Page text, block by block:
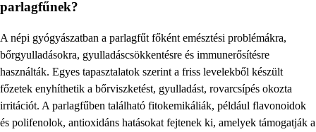
parlagfűnek?
A népi gyógyászatban a parlagfűt főként emésztési problémákra,
bőrgyulladásokra, gyulladáscsökkentésre és immunerősítésre
használták. Egyes tapasztalatok szerint a friss levelekből készült
főzetek enyhíthetik a bőrviszketést, gyulladást, rovarcsípés okozta
irritációt. A parlagfűben található fitokemikáliák, például flavonoidok
és polifenolok, antioxidáns hatásokat fejtenek ki, amelyek támogatják a